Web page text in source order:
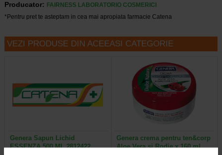
Producator:
FAIRNESS LABORATORIO COSMERICI
*Pentru pret te asteptam in cea mai apropiata farmacie Catena
VEZI PRODUSE DIN ACEEASI CATEGORIE
Genera Sapun Lichid
ESSENZA 500 ML 2812422…
Genera crema pentru ten&corp
Aloe Vera si Rodie x 160 ml